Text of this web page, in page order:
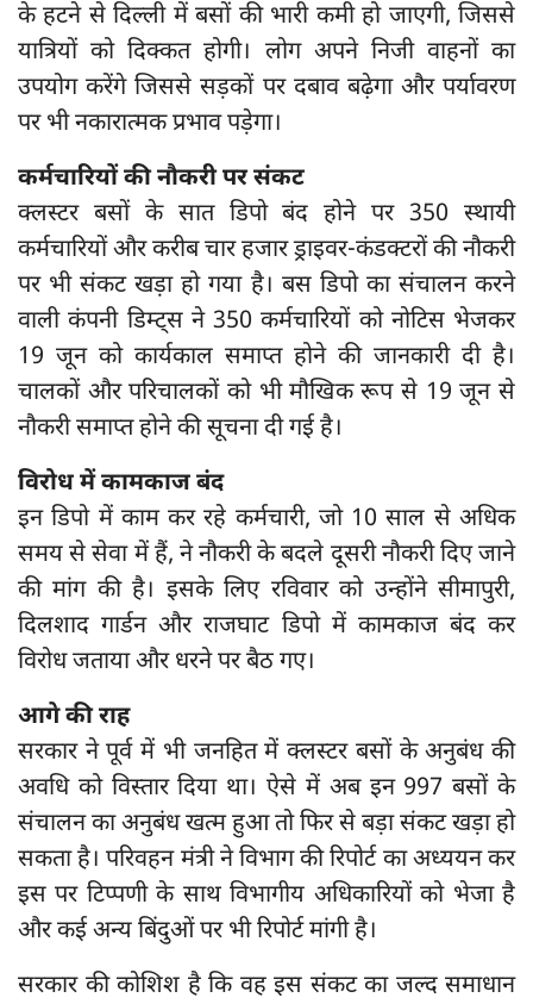
के हटने से दिल्ली में बसों की भारी कमी हो जाएगी, जिससे
यात्रियों को दिक्कत होगी। लोग अपने निजी वाहनों का
उपयोग करेंगे जिससे सड़कों पर दबाव बढ़ेगा और पर्यावरण
पर भी नकारात्मक प्रभाव पड़ेगा।
कर्मचारियों की नौकरी पर संकट
क्लस्टर बसों के सात डिपो बंद होने पर 350 स्थायी
कर्मचारियों और करीब चार हजार ड्राइवर-कंडक्टरों की नौकरी
पर भी संकट खड़ा हो गया है। बस डिपो का संचालन करने
वाली कंपनी डिम्ट्स ने 350 कर्मचारियों को नोटिस भेजकर
19 जून को कार्यकाल समाप्त होने की जानकारी दी है।
चालकों और परिचालकों को भी मौखिक रूप से 19 जून से
नौकरी समाप्त होने की सूचना दी गई है।
विरोध में कामकाज बंद
इन डिपो में काम कर रहे कर्मचारी, जो 10 साल से अधिक
समय से सेवा में हैं, ने नौकरी के बदले दूसरी नौकरी दिए जाने
की मांग की है। इसके लिए रविवार को उन्होंने सीमापुरी,
दिलशाद गार्डन और राजघाट डिपो में कामकाज बंद कर
विरोध जताया और धरने पर बैठ गए।
आगे की राह
सरकार ने पूर्व में भी जनहित में क्लस्टर बसों के अनुबंध की
अवधि को विस्तार दिया था। ऐसे में अब इन 997 बसों के
संचालन का अनुबंध खत्म हुआ तो फिर से बड़ा संकट खड़ा हो
सकता है। परिवहन मंत्री ने विभाग की रिपोर्ट का अध्ययन कर
इस पर टिप्पणी के साथ विभागीय अधिकारियों को भेजा है
और कई अन्य बिंदुओं पर भी रिपोर्ट मांगी है।
सरकार की कोशिश है कि वह इस संकट का जल्द समाधान